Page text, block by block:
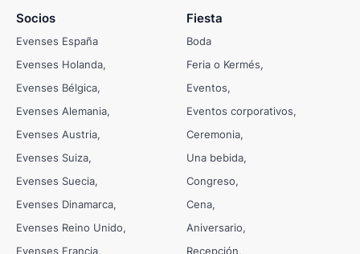
Socios
Evenses España
Evenses Holanda
Evenses Bélgica
Evenses Alemania
Evenses Austria
Evenses Suiza
Evenses Suecia
Evenses Dinamarca
Evenses Reino Unido
Evenses Francia
Fiesta
Boda
Feria o Kermés
Eventos
Eventos corporativos
Ceremonia
Una bebida
Congreso
Cena
Aniversario
Recepción